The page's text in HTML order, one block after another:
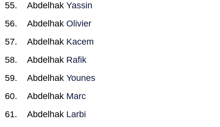
Abdelhak Yassin
Abdelhak Olivier
Abdelhak Kacem
Abdelhak Rafik
Abdelhak Younes
Abdelhak Marc
Abdelhak Larbi